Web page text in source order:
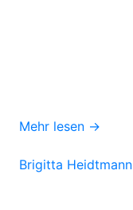
Mehr lesen →
Brigitta Heidtmann